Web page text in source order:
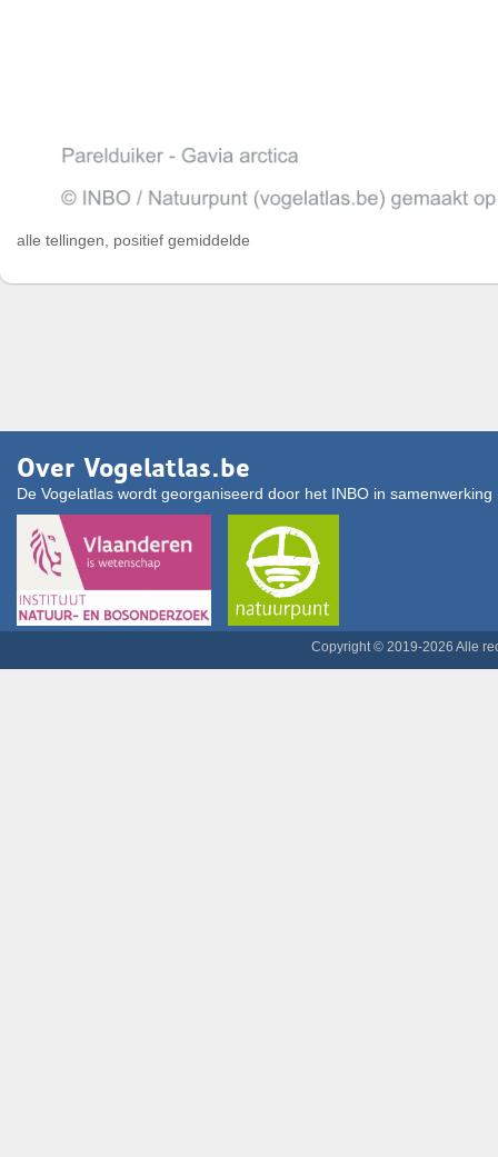
alle tellingen, positief gemiddelde
Over Vogelatlas.be
De Vogelatlas wordt georganiseerd door het INBO in
Copyright © 2019-2026 Alle